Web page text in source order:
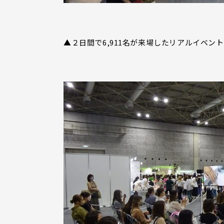
▲２日間で6,911名が来場したリアルイベン